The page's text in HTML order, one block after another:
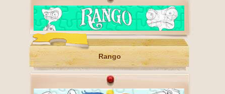
Rango